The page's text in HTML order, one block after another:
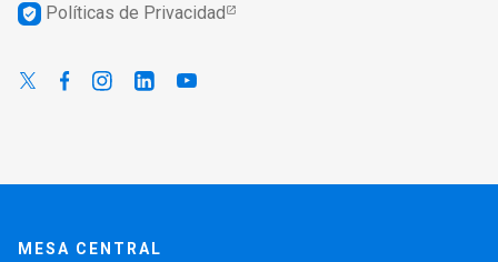
verified_user Políticas de Privacidad
MESA CENTRAL